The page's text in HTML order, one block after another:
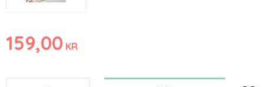
159,00 KR